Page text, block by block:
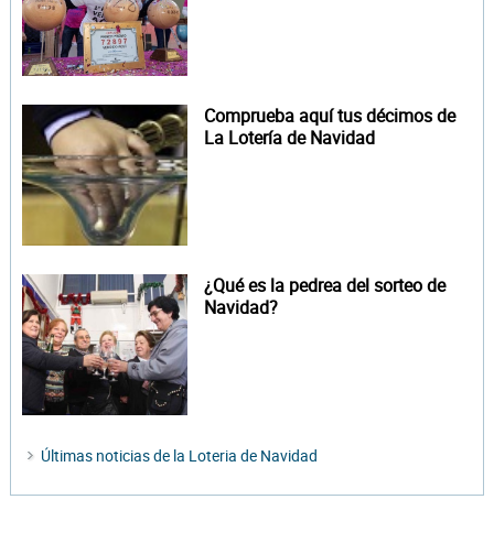
Comprueba aquí tus décimos de
La Lotería de Navidad
¿Qué es la pedrea del sorteo de
Navidad?
Últimas noticias de la Loteria de Navidad